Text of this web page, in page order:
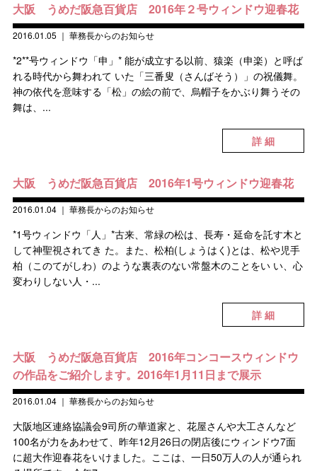
大阪 うめだ阪急百貨店 2016年２号ウィンドウ迎春花
2016.01.05 ｜ 華務長からのお知らせ
*2**号ウィンドウ「申」* 能が成立する以前、猿楽（申楽）と呼ば
れる時代から舞われて いた「三番叟（さんばそう）」の祝儀舞。
神の依代を意味する「松」の絵の前で、烏帽子をかぶり舞うその
舞は、...
詳 細
大阪 うめだ阪急百貨店 2016年1号ウィンドウ迎春花
2016.01.04｜ 華務長からのお知らせ
*1号ウィンドウ「人」*古来、常緑の松は、長寿・延命を託す木と
して神聖視されてき た。また、松柏(しょうはく)とは、松や児手
柏（このてがしわ）のような裏表のない常盤木のことをい い、心
変わりしない人・...
詳 細
大阪 うめだ阪急百貨店 2016年コンコースウィンドウ
の作品をご紹介します。2016年1月11日まで展示
2016.01.04｜ 華務長からのお知らせ
大阪地区連絡協議会9司所の華道家と、花屋さんや大工さんなど
100名が力をあわせて、昨年12月26日の閉店後にウィンドウ7面
に超大作迎春花をいけました。ここは、一日50万人の人が通られ